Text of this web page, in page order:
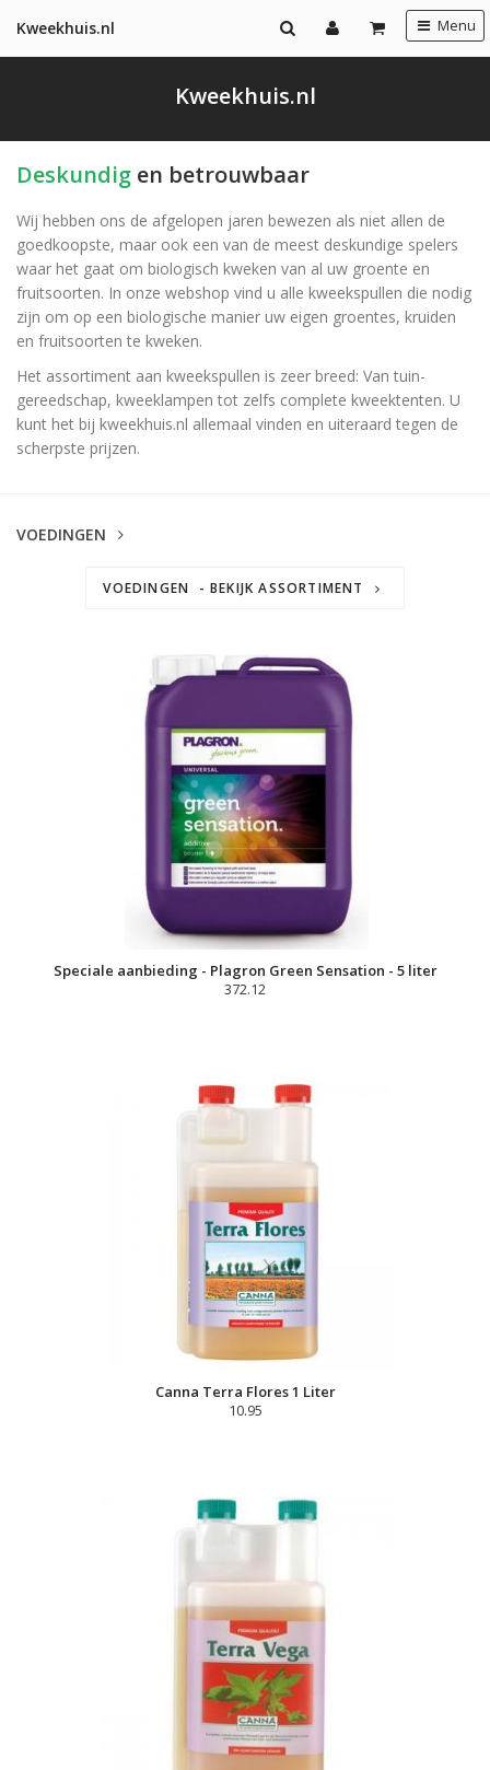
Kweekhuis.nl Menu
Kweekhuis.nl
Deskundig en betrouwbaar
Wij hebben ons de afgelopen jaren bewezen als niet allen de
goedkoopste, maar ook een van de meest deskundige spelers
waar het gaat om biologisch kweken van al uw groente en
fruitsoorten. In onze webshop vind u alle kweekspullen die nodig
zijn om op een biologische manier uw eigen groentes, kruiden
en fruitsoorten te kweken.
Het assortiment aan kweekspullen is zeer breed: Van tuin-
gereedschap, kweeklampen tot zelfs complete kweektenten. U
kunt het bij kweekhuis.nl allemaal vinden en uiteraard tegen de
scherpste prijzen.
VOEDINGEN
VOEDINGEN - BEKIJK ASSORTIMENT
Speciale aanbieding - Plagron Green Sensation - 5 liter
372.12
Canna Terra Flores 1 Liter
10.95